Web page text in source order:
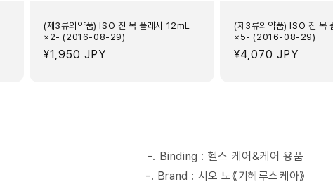
(제3류의약품) ISO 진 목 플래시 12mL
×2- (2016-08-29)
정
¥1,950 JPY
(제3류의약품) ISO 진 목
×5- (2016-08-29)
정
¥4,070 JPY
-. Binding : 헬스 케어&케어 용품
-. Brand : 시오 노《기헤루스케아》